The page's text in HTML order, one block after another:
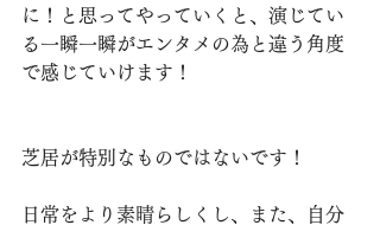
に！と思ってやっていくと、演じてい
る一瞬一瞬がエンタメの為と違う角度
で感じていけます！⁡
芝居が特別なものではないです！⁡
日常をより素晴らしくし、また、自分